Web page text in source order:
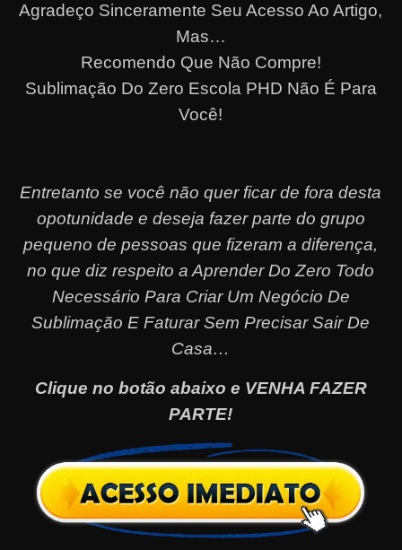
Agradeço Sinceramente Seu Acesso Ao Artigo,
Mas…
Recomendo Que Não Compre!
Sublimação Do Zero Escola PHD Não É Para
Você!
Entretanto se você não quer ficar de fora desta
opotunidade e deseja fazer parte do grupo
pequeno de pessoas que fizeram a diferença,
no que diz respeito a Aprender Do Zero Todo
Necessário Para Criar Um Negócio De
Sublimação E Faturar Sem Precisar Sair De
Casa…
Clique no botão abaixo e VENHA FAZER
PARTE!